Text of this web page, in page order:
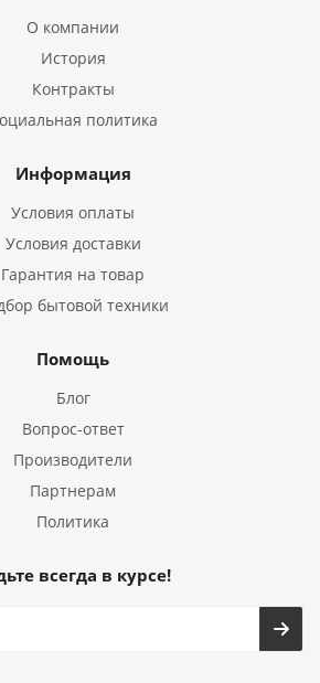
О компании
История
Контракты
политика
Информация
Условия оплаты
Условия доставки
Гарантия на товар
бытовой техники
Помощь
Блог
Вопрос-ответ
Производители
Партнерам
Политика
всегда в курсе!